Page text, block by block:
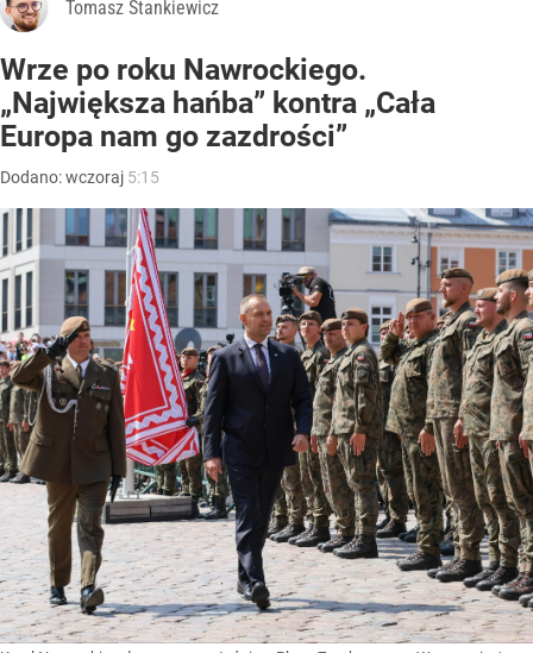
Tomasz Stankiewicz
Wrze po roku Nawrockiego.
„Największa hańba” kontra „Cała
Europa nam go zazdrości”
Dodano:wczoraj 5:15